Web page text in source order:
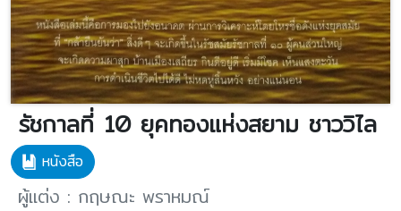
รัชกาลที่ 10 ยุคทองแห่งสยาม ชาววิไล
หนังสือ
ผู้แต่ง : กฤษณะ พราหมณ์